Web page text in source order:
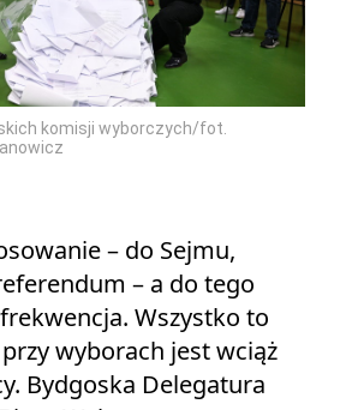
komisji wyborczych/fot.
– do Sejmu,
– a do tego
Wszystko to
wyborach jest wciąż
Bydgoska Delegatura